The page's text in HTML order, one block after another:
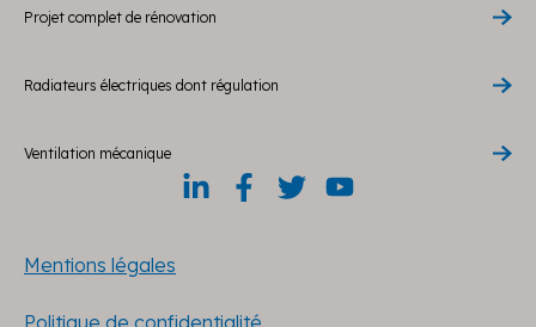
Projet complet de rénovation
Radiateurs électriques dont régulation
Ventilation mécanique
Mentions légales
Politique de confidentialité